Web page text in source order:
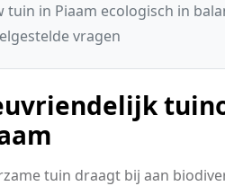
tuin in Piaam ecologisch in
vragen
tuin draagt bij aan